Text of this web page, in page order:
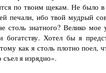
по твоим щекам. Не было
печали, ибо твой мудрый
столь знатного? Велико
богатству. Хотел бы я
как я столь плотно поел,
я изрядно».